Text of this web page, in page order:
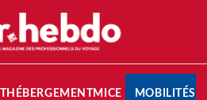
HÉBERGEMENTMICE MOBILITÉS